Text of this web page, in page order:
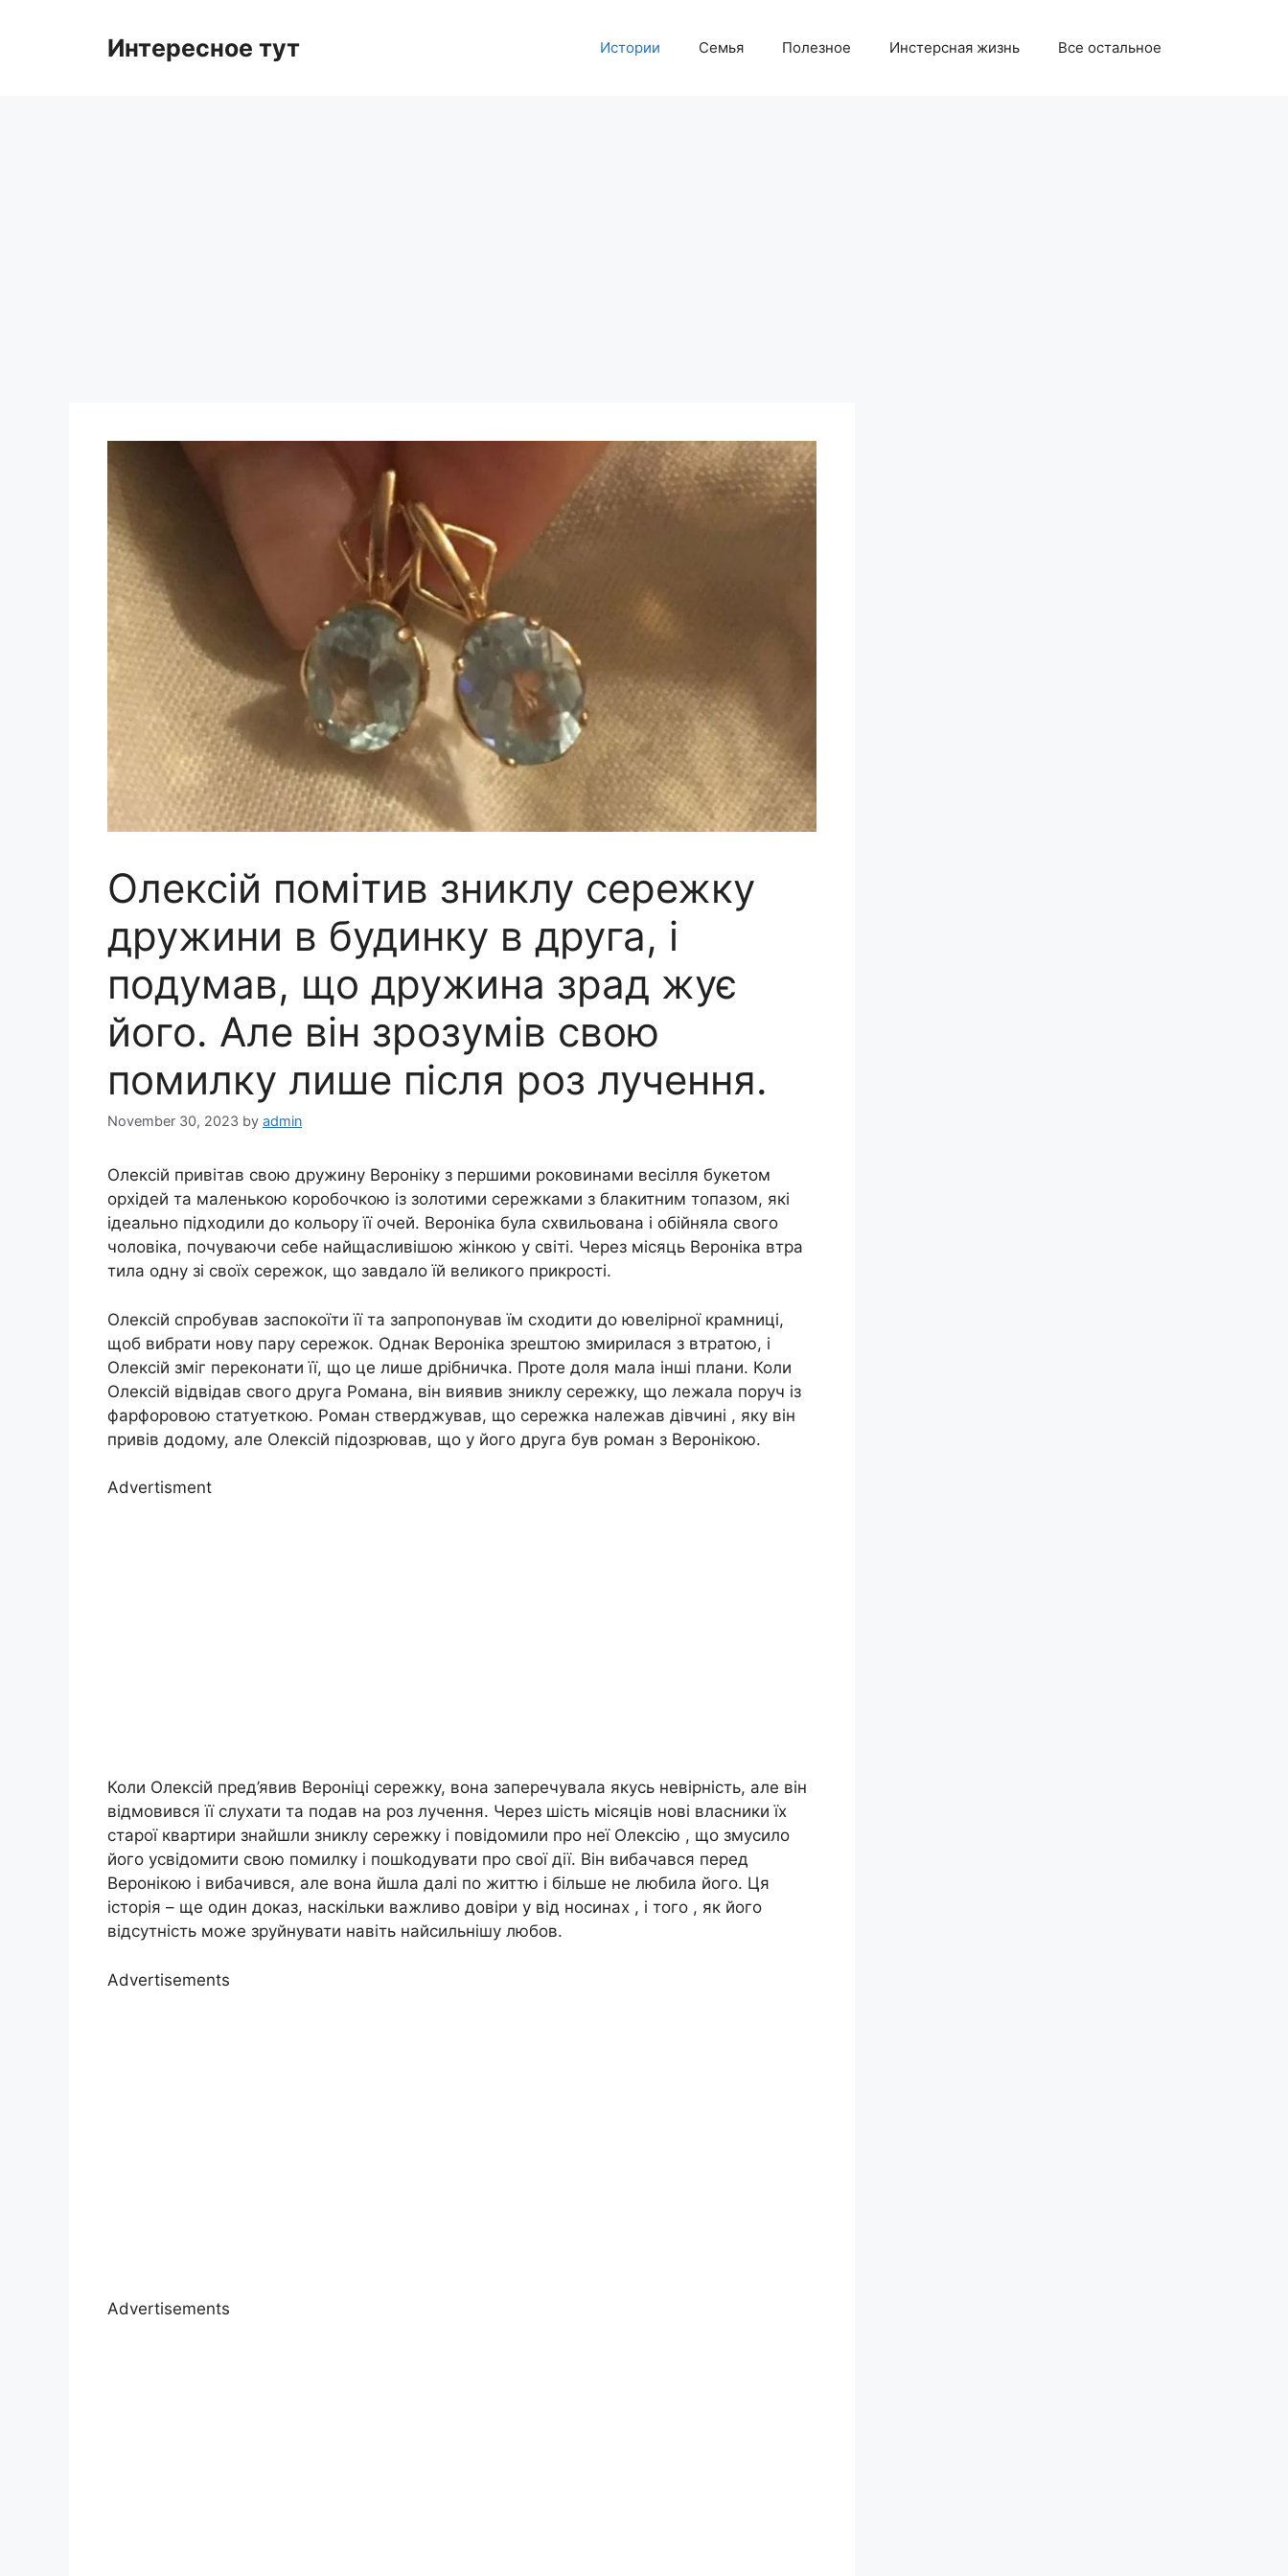
Интересное тут Истории Семья Полезное Инстерсная жизнь Все остальное
Олексій помітив зниклу сережку
дружини в будинку в друга, і
подумав, що дружина зрад жує
його. Але він зрозумів свою
помилку лише після роз лучення.
November 30, 2023 by admin
Олексій привітав свою дружину Вероніку з першими роковинами весілля букетом
орхідей та маленькою коробочкою із золотими сережками з блакитним топазом, які
ідеально підходили до кольору її очей. Вероніка була схвильована і обійняла свого
чоловіка, почуваючи себе найщасливішою жінкою у світі. Через місяць Вероніка втра
тила одну зі своїх сережок, що завдало їй великого прикрості.
Олексій спробував заспокоїти її та запропонував їм сходити до ювелірної крамниці,
щоб вибрати нову пару сережок. Однак Вероніка зрештою змирилася з втратою, і
Олексій зміг переконати її, що це лише дрібничка. Проте доля мала інші плани. Коли
Олексій відвідав свого друга Романа, він виявив зниклу сережку, що лежала поруч із
фарфоровою статуеткою. Роман стверджував, що сережка належав дівчині , яку він
привів додому, але Олексій підозрював, що у його друга був роман з Веронікою.
Advertisment
Коли Олексій пред’явив Вероніці сережку, вона заперечувала якусь невірність, але він
відмовився її слухати та подав на роз лучення. Через шість місяців нові власники їх
старої квартири знайшли зниклу сережку і повідомили про неї Олексію , що змусило
його усвідомити свою помилку і пошkодувати про свої дії. Він вибачався перед
Веронікою і вибачився, але вона йшла далі по життю і більше не любила його. Ця
історія – ще один доказ, наскільки важливо довіри у від носинах , і того , як його
відсутність може зруйнувати навіть найсильнішу любов.
Advertisements
Advertisements